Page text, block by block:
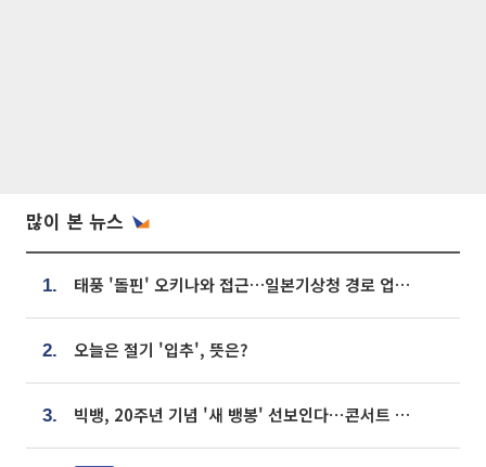
많이 본 뉴스
1. 태풍 '돌핀' 오키나와 접근…일본기상청 경로 업데이트
2. 오늘은 절기 '입추', 뜻은?
3. 빅뱅, 20주년 기념 '새 뱅봉' 선보인다⋯콘서트 앞두고 팝업 개최